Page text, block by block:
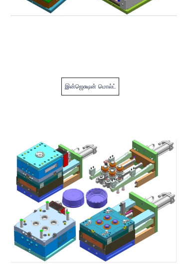
இன்ஜெக்ஷன் மொல்ட்